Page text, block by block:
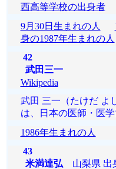
西高等学校の出身者
9月30日生まれの人
身の1987年生まれの人
42
武田三一
Wikipedia
武田 三一（たけだ よ
は、日本の医師・医学
1986年生まれの人
43
米満達弘山梨県 出